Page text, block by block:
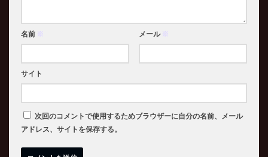
名前 ※ メール ※
サイト
次回のコメントで使用するためブラウザーに自分の名前、メール
アドレス、サイトを保存する。